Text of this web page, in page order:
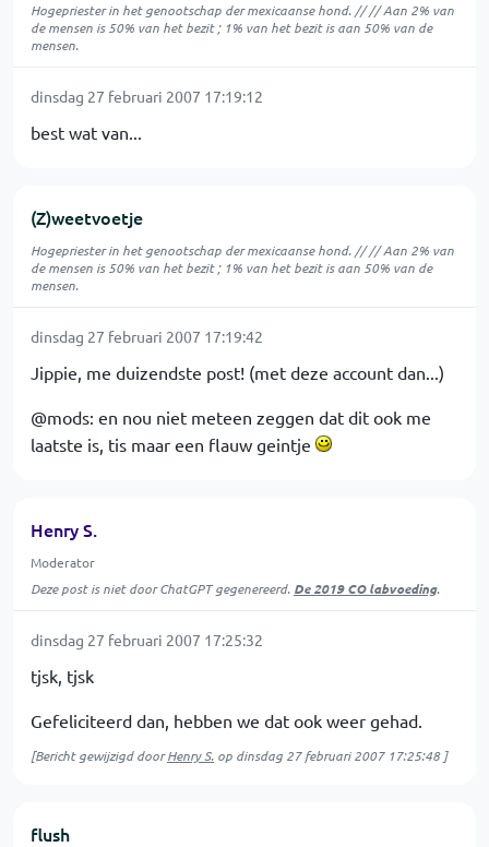
Hogepriester in het genootschap der mexicaanse hond. // // Aan 2% van
de mensen is 50% van het bezit ; 1% van het bezit is aan 50% van de
mensen.
dinsdag 27 februari 2007 17:19:12
best wat van...
(Z)weetvoetje
Hogepriester in het genootschap der mexicaanse hond. // // Aan 2% van
de mensen is 50% van het bezit ; 1% van het bezit is aan 50% van de
mensen.
dinsdag 27 februari 2007 17:19:42
Jippie, me duizendste post! (met deze account dan...)
@mods: en nou niet meteen zeggen dat dit ook me
laatste is, tis maar een flauw geintje
Henry S.
Moderator
Deze post is niet door ChatGPT gegenereerd. De 2019 CO labvoeding.
dinsdag 27 februari 2007 17:25:32
tjsk, tjsk
Gefeliciteerd dan, hebben we dat ook weer gehad.
[Bericht gewijzigd doorHenry S. op dinsdag 27 februari 2007 17:25:48]
flush